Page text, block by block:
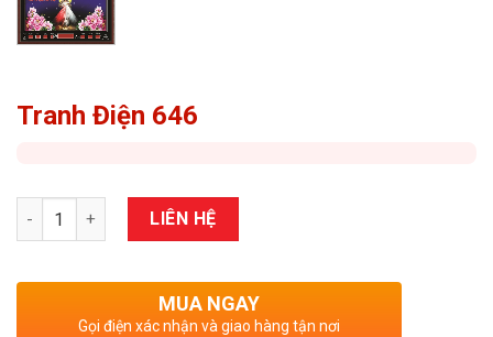
Tranh Điện 646
Số lượng LIÊN HỆ
MUA NGAY
Gọi điện xác nhận và giao hàng tận nơi